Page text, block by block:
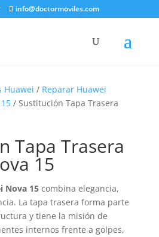
info@doctormoviles.com
Huawei / Reparar Huawei
/ Sustitución Tapa Trasera
Tapa Trasera
15
Nova 15combina elegancia,
La tapa trasera forma parte
y tiene la misión de
internos frente a golpes,